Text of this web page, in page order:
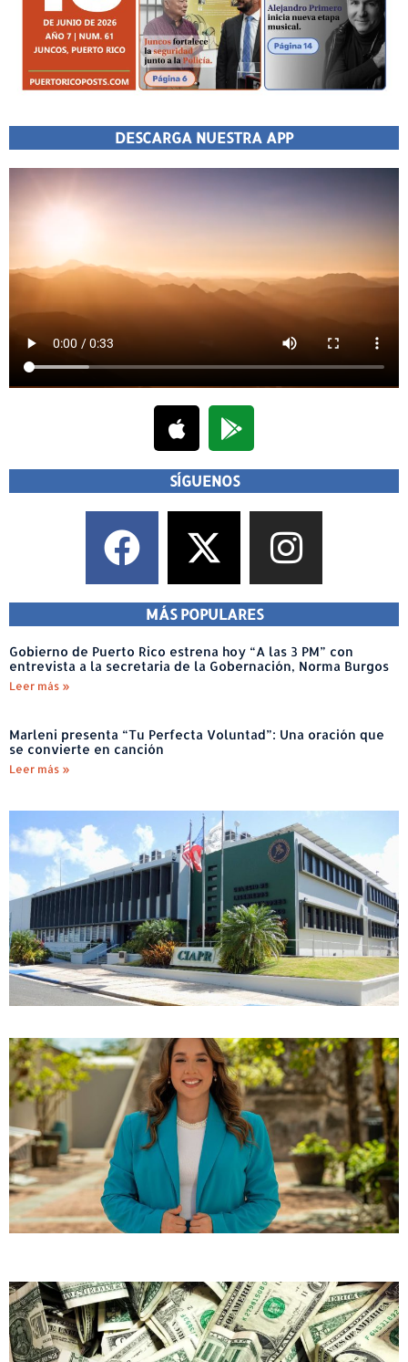
DESCARGA NUESTRA APP
SÍGUENOS
MÁS POPULARES
Gobierno de Puerto Rico estrena hoy “A las 3 PM” con
entrevista a la secretaria de la Gobernación, Norma Burgos
Leer más »
Marleni presenta “Tu Perfecta Voluntad”: Una oración que
se convierte en canción
Leer más »